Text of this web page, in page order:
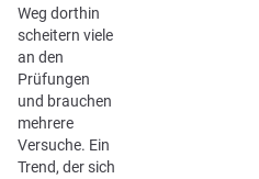
Weg dorthin
scheitern viele
an den
Prüfungen
und brauchen
mehrere
Versuche. Ein
Trend, der sich